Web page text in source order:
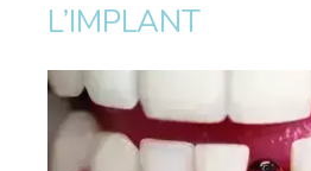
L’IMPLANT